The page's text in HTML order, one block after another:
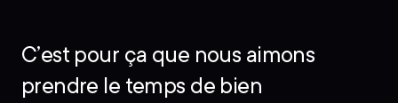
C’est pour ça que nous aimons
prendre le temps de bien